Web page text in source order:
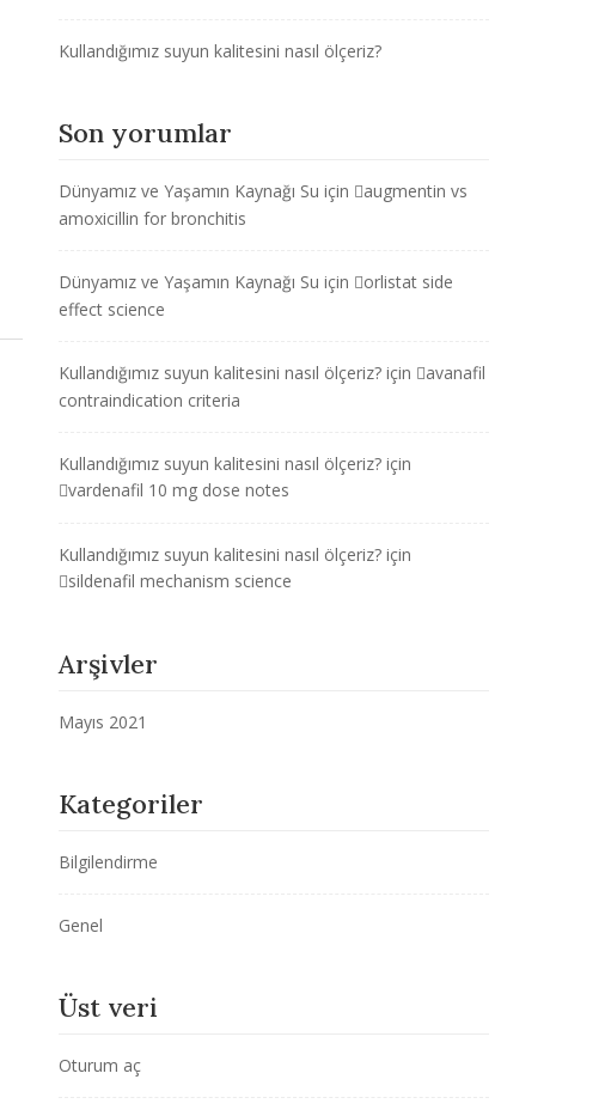
Kullandığımız suyun kalitesini nasıl ölçeriz?
Son yorumlar
Dünyamız ve Yaşamın Kaynağı Su için
augmentin vs
amoxicillin for bronchitis
Dünyamız ve Yaşamın Kaynağı Su için
orlistat side
effect science
Kullandığımız suyun kalitesini nasıl ölçeriz? için
avanafil
contraindication criteria
Kullandığımız suyun kalitesini nasıl ölçeriz? için
vardenafil 10 mg dose notes
Kullandığımız suyun kalitesini nasıl ölçeriz? için
sildenafil mechanism science
Arşivler
Mayıs 2021
Kategoriler
Bilgilendirme
Genel
Üst veri
Oturum aç